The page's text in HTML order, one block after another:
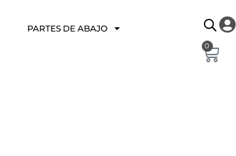
PARTES DE ABAJO
0